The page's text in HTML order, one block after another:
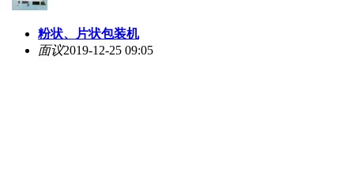
粉状、片状包装机
面议2019-12-25 09:05